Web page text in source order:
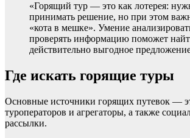
«Горящий тур — это как лотерея:
принимать решение, но при этом
«кота в мешке». Умение
проверять информацию поможет
действительно выгодное
Где искать горящие туры
Основные источники горящих путевок —
туроператоров и агрегаторы, а также
рассылки.